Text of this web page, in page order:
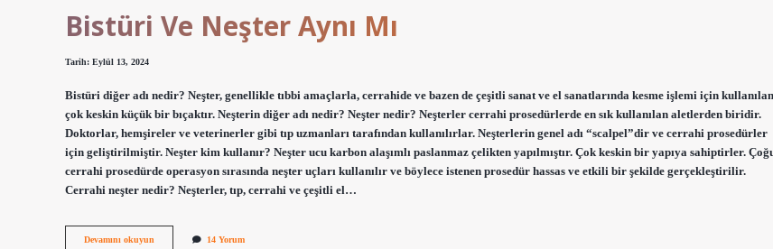
Bistüri Ve Neşter Aynı Mı
Tarih: Eylül 13, 2024
Bistüri diğer adı nedir? Neşter, genellikle tıbbi amaçlarla, cerrahide ve bazen de çeşitli sanat ve el sanatlarında kesme işlemi için kullanılan
çok keskin küçük bir bıçaktır. Neşterin diğer adı nedir? Neşter nedir? Neşterler cerrahi prosedürlerde en sık kullanılan aletlerden biridir.
Doktorlar, hemşireler ve veterinerler gibi tıp uzmanları tarafından kullanılırlar. Neşterlerin genel adı “scalpel”dir ve cerrahi prosedürler
için geliştirilmiştir. Neşter kim kullanır? Neşter ucu karbon alaşımlı paslanmaz çelikten yapılmıştır. Çok keskin bir yapıya sahiptirler.
cerrahi prosedürde operasyon sırasında neşter uçları kullanılır ve böylece istenen prosedür hassas ve etkili bir şekilde gerçekleştirilir.
Cerrahi neşter nedir? Neşterler, tıp, cerrahi ve çeşitli el…
Devamını okuyun 14 Yorum